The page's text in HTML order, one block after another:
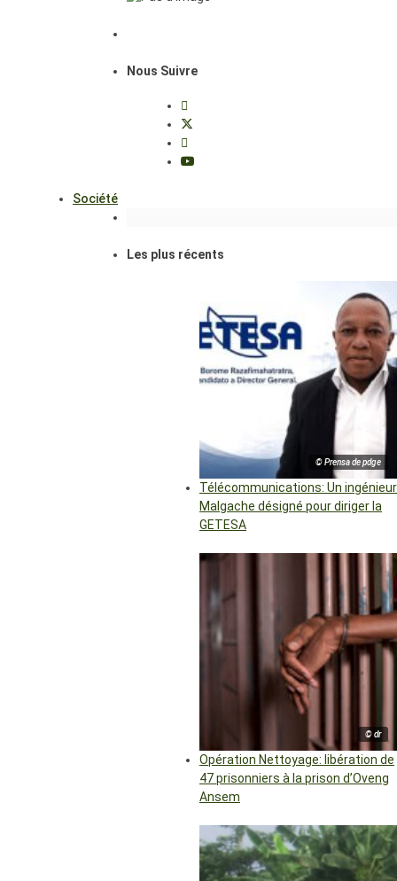
Nous Suivre
Société
Les plus récents
© Prensa de pdge
Télécommunications: Un ingénieur
Malgache désigné pour diriger la
GETESA
© dr
Opération Nettoyage: libération de
47 prisonniers à la prison d’Oveng
Ansem